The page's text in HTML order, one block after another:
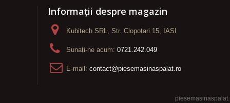
Informații despre magazin
Kubitech SRL, Str. Clopotari 15, IASI
Sunați-ne acum: 0721.242.049
E-mail: contact@piesemasinaspalat.ro